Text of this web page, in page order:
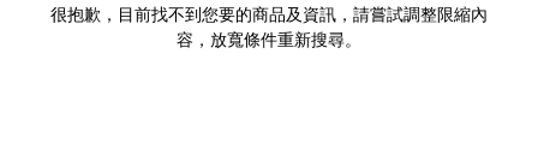
很抱歉，目前找不到您要的商品及資訊，請嘗試調整限縮內
容，放寬條件重新搜尋。